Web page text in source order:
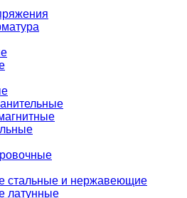
стальные и нержавеющие
латунные